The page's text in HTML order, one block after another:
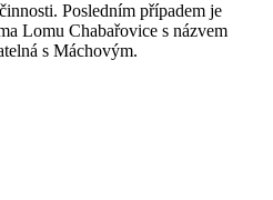
Posledním případem je
Lomu Chabařovice s názvem
s Máchovým.